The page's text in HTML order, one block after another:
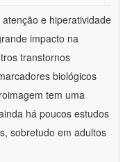
e hiperatividade
impacto na
transtornos
biológicos
tem uma
há poucos estudos
sobretudo em adultos